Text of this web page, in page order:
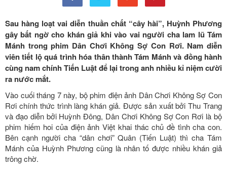
Sau hàng loạt vai diễn thuần chất “cây hài”, Huỳnh Phương
gây bất ngờ cho khán giả khi vào vai người cha lam lũ Tám
Mánh trong phim Dân Chơi Không Sợ Con Rơi. Nam diễn
viên tiết lộ quá trình hóa thân thành Tám Mánh và đồng hành
cùng nam chính Tiến Luật để lại trong anh nhiều kỉ niệm cười
ra nước mắt.
Vào cuối tháng 7 này, bộ phim điện ảnh Dân Chơi Không Sợ Con
Rơi chính thức trình làng khán giả. Được sản xuất bởi Thu Trang
và đạo diễn bởi Huỳnh Đông, Dân Chơi Không Sợ Con Rơi là bộ
phim hiếm hoi của điện ảnh Việt khai thác chủ đề tình cha con.
Bên cạnh người cha “dân chơi” Quân (Tiến Luật) thì cha Tám
Mánh của Huỳnh Phương cũng là nhân tố được nhiều khán giả
trông chờ.